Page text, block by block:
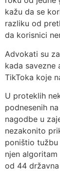
kažu da se
razliku od
da korisnici
Advokati su
kada
TikToka koje
U proteklih
podnesenih
nagodbe u
nezakonito
poništio
njen
od 44